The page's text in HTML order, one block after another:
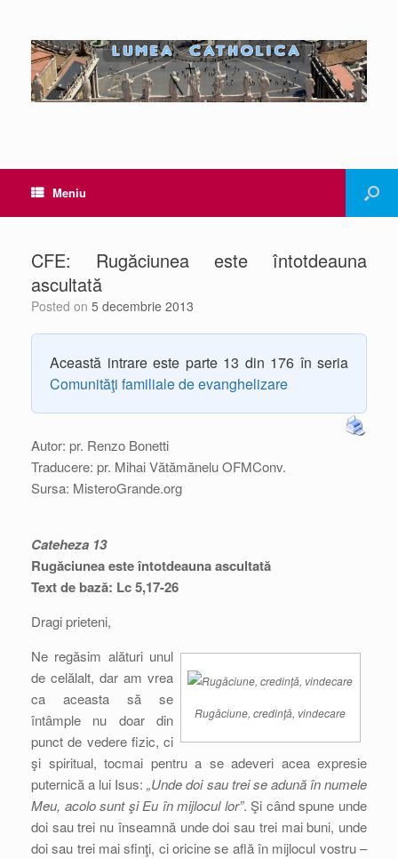
Meniu
CFE: Rugăciunea este întotdeauna
ascultată
Posted on 5 decembrie 2013
Această intrare este parte 13 din 176 în seria
Comunităţi familiale de evanghelizare
Autor: pr. Renzo Bonetti
Traducere: pr. Mihai Vătămănelu OFMConv.
Sursa: MisteroGrande.org
Cateheza 13
Rugăciunea este întotdeauna ascultată
Text de bază: Lc 5,17-26
Dragi prieteni,
Rugăciune, credinţă, vindecare
Ne regăsim alături unul
de celălalt, dar am vrea
ca aceasta să se
întâmple nu doar din
punct de vedere fizic, ci
şi spiritual, tocmai pentru a se adeveri acea expresie
puternică a lui Isus:„Unde doi sau trei se adună în numele
Meu, acolo sunt şi Eu în mijlocul lor”. Şi când spune unde
doi sau trei nu înseamnă unde doi sau trei mai buni, unde
doi sau trei mai sfinţi, ci oricine se află în mijlocul vostru –